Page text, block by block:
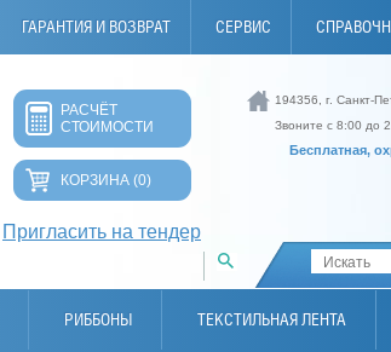
ГАРАНТИЯ И ВОЗВРАТ СЕРВИС
РАСЧЁТ
СТОИМОСТИ
КОРЗИНА (0)
Пригласить на тендер
194356, г. Санкт-
Звоните с 8:00 до
Бесплатная,
РИББОНЫ ТЕКСТИЛЬНАЯ ЛЕНТА